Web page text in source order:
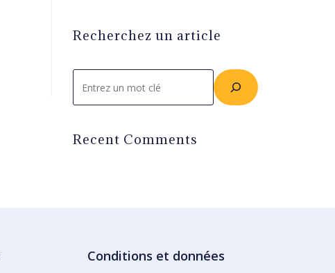
Recherchez un article
Recent Comments
Conditions et données